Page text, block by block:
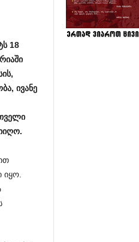
18
,
, ივანე
.